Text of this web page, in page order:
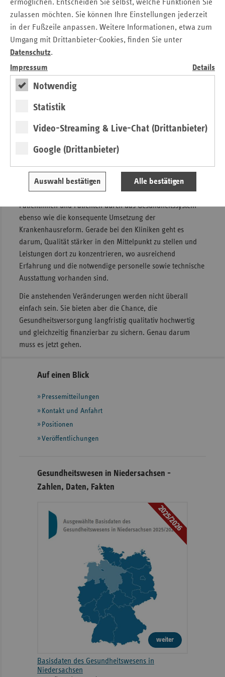
ermöglichen. Entscheiden Sie selbst, welche Funktionen Sie
zulassen möchten. Sie können Ihre Einstellungen jederzeit
in der Fußzeile anpassen. Weitere Informationen, etwa zum
Umgang mit Drittanbieter-Cookies, finden Sie unter
Datenschutz.
Impressum
Details
Notwendig
Statistik
Video-Streaming & Live-Chat (Drittanbieter)
Google (Drittanbieter)
Auswahl bestätigen Alle bestätigen
organisiert werden können.
Politik muss den Mut haben, Ausgaben stärker an den
Einnahmen der Kassen auszurichten. Gleichzeitig muss der
Staat seinen finanziellen Verpflichtungen gegenüber der
gesetzlichen Krankenversicherung nachkommen. Das
betrifft insbesondere die Gesundheitskosten für
Bürgergeldbeziehende in Milliardenhöhe. Hierbei handelt
es sich um eine staatliche Sozialleistung, die vollständig
aus Steuermitteln zu finanzieren ist und nicht zulasten der
Qualität stärker in den Mittelpunkt
Neben der Finanzierungsfrage braucht es strukturelle
Reformen. Dazu gehört eine bessere Steuerung der
Patientinnen und Patienten durch das Gesundheitssystem
ebenso wie die konsequente Umsetzung der
Krankenhausreform. Gerade bei den Kliniken geht es
darum, Qualität stärker in den Mittelpunkt zu stellen und
Leistungen dort zu konzentrieren, wo ausreichend
Erfahrung und die notwendige personelle sowie technische
Ausstattung vorhanden sind.
Die anstehenden Veränderungen werden nicht überall
einfach sein. Sie bieten aber die Chance, die
Gesundheitsversorgung langfristig qualitativ hochwertig
und gleichzeitig finanzierbar zu sichern. Genau darum
muss es jetzt gehen.
Seitennavigation
Seitenleiste
weiteren
Informationen
Auf einen Blick
Pressemitteilungen
Kontakt und Anfahrt
Positionen
Veröffentlichungen
Gesundheitswesen in Niedersachsen -
Zahlen, Daten, Fakten
2025/2026
weiter
Basisdaten des Gesundheitswesens in
Niedersachsen